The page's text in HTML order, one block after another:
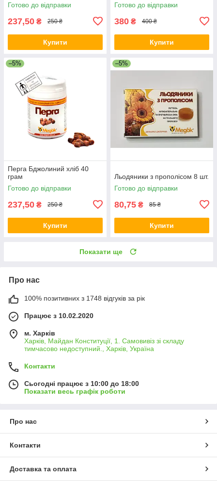
Готово до відправки
237,50 ₴ 250 ₴
Купити
Готово до відправки
380 ₴ 400 ₴
Купити
–5%
Перга Бджолиний хліб 40
грам
Готово до відправки
237,50 ₴ 250 ₴
Купити
–5%
Льодяники з прополісом 8 шт.
Готово до відправки
80,75 ₴ 85 ₴
Купити
Показати ще
Про нас
100% позитивних з 1748 відгуків за рік
Працює з 10.02.2020
м. Харків
Харків, Майдан Конституції, 1. Самовивіз зі складу
тимчасово недоступний., Харків, Україна
Контакти
Сьогодні працює з 10:00 до 18:00
Показати весь графік роботи
Про нас
Контакти
Доставка та оплата